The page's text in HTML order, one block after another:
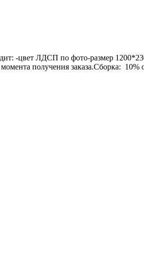
-цвет ЛДСП по фото-размер
получения заказа.Сборка: